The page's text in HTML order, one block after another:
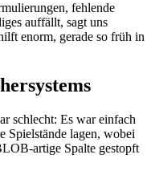
fehlende
auffällt, sagt uns
enorm, gerade so früh in
schlecht: Es war einfach
Spielstände lagen, wobei
artige Spalte gestopft